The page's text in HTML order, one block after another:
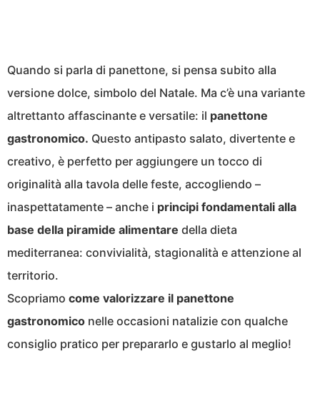
Quando si parla di panettone, si pensa subito alla
versione dolce, simbolo del Natale. Ma c’è una variante
altrettanto affascinante e versatile: il panettone
gastronomico. Questo antipasto salato, divertente e
creativo, è perfetto per aggiungere un tocco di
originalità alla tavola delle feste, accogliendo –
inaspettatamente – anche i principi fondamentali alla
base della piramide alimentare della dieta
mediterranea: convivialità, stagionalità e attenzione al
territorio.
Scopriamo come valorizzare il panettone
gastronomico nelle occasioni natalizie con qualche
consiglio pratico per prepararlo e gustarlo al meglio!